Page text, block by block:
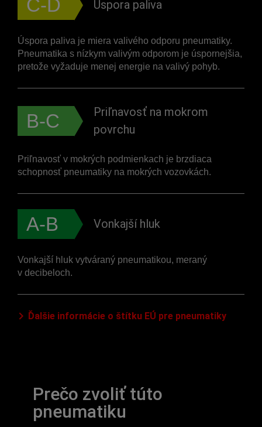
C-D Úspora paliva
Úspora paliva je miera valivého odporu pneumatiky.
Pneumatika s nízkym valivým odporom je úspornejšia,
pretože vyžaduje menej energie na valivý pohyb.
B-C
Priľnavosť na mokrom
povrchu
Priľnavosť v mokrých podmienkach je brzdiaca
schopnosť pneumatiky na mokrých vozovkách.
A-B Vonkajší hluk
Vonkajší hluk vytváraný pneumatikou, meraný
v decibeloch.
Ďalšie informácie o štítku EÚ pre pneumatiky
Prečo zvoliť túto
pneumatiku